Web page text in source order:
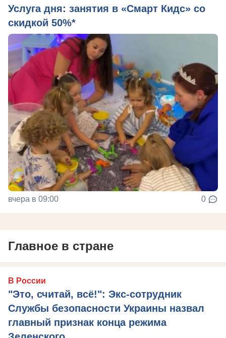
Услуга дня: занятия в «Смарт Кидс» со
скидкой 50%*
вчера в 09:00 0
Главное в стране
В России
"Это, считай, всё!": Экс-сотрудник
Службы безопасности Украины назвал
главный признак конца режима